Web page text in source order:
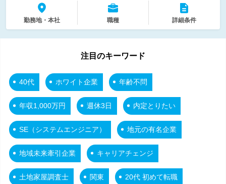
勤務地・本社 職種 詳細条件
注目のキーワード
40代 ホワイト企業 年齢不問
年収1,000万円 週休3日 内定とりたい
SE（システムエンジニア） 地元の有名企業
地域未来牽引企業 キャリアチェンジ
土地家屋調査士 関東 20代 初めて転職